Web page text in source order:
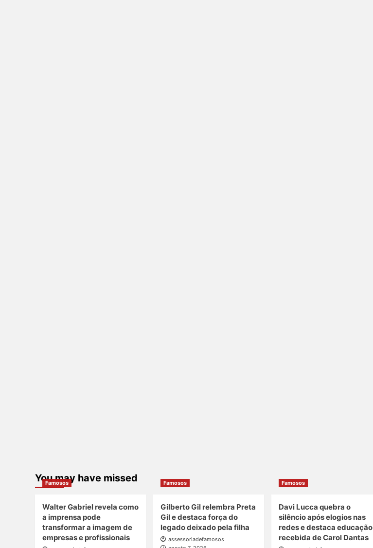
You may have missed
Famosos
Walter Gabriel revela como
a imprensa pode
transformar a imagem de
empresas e profissionais
Famosos
Gilberto Gil relembra Preta
Gil e destaca força do
legado deixado pela filha
assessoriadefamosos
Famosos
Davi Lucca quebra o
silêncio após elogios nas
redes e destaca educação
recebida de Carol Dantas